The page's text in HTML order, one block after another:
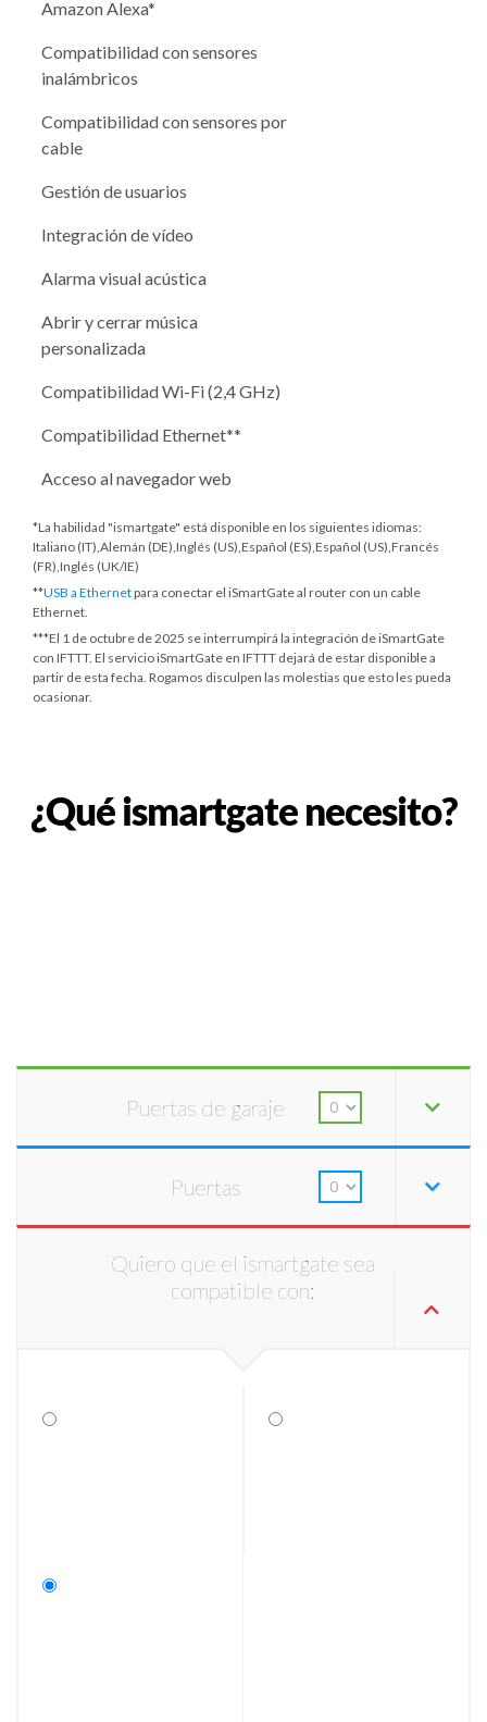
Amazon Alexa*
Compatibilidad con sensores
inalámbricos
Compatibilidad con sensores por
cable
Gestión de usuarios
Integración de vídeo
Alarma visual acústica
Abrir y cerrar música
personalizada
Compatibilidad Wi-Fi (2,4 GHz)
Compatibilidad Ethernet**
Acceso al navegador web
*La habilidad "ismartgate" está disponible en los siguientes idiomas:
Italiano (IT),Alemán (DE),Inglés (US),Español (ES),Español (US),Francés
(FR),Inglés (UK/IE)
**USB a Ethernetpara conectar el iSmartGate al router con un cable
Ethernet.
***El 1 de octubre de 2025 se interrumpirá la integración de iSmartGate
con IFTTT. El servicio iSmartGate en IFTTT dejará de estar disponible a
partir de esta fecha. Rogamos disculpen las molestias que esto les pueda
ocasionar.
¿Qué ismartgate necesito?
Puertas de garaje
Puertas
Quiero que el ismartgate sea
compatible con: